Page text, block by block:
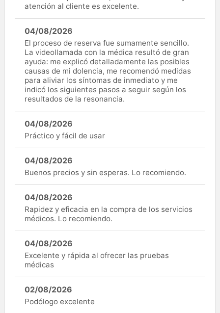
atención al cliente es excelente.
04/08/2026
El proceso de reserva fue sumamente sencillo.
La videollamada con la médica resultó de gran
ayuda: me explicó detalladamente las posibles
causas de mi dolencia, me recomendó medidas
para aliviar los síntomas de inmediato y me
indicó los siguientes pasos a seguir según los
resultados de la resonancia.
04/08/2026
Práctico y fácil de usar
04/08/2026
Buenos precios y sin esperas. Lo recomiendo.
04/08/2026
Rapidez y eficacia en la compra de los servicios
médicos. Lo recomiendo.
04/08/2026
Excelente y rápida al ofrecer las pruebas
médicas
02/08/2026
Podólogo excelente